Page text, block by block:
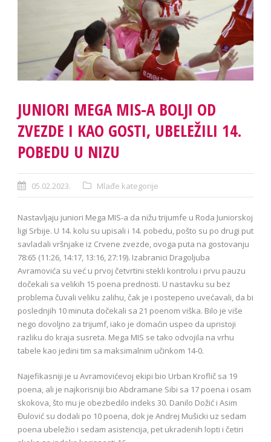
JUNIORI MEGA MIS-A BOLJI OD
ZVEZDE I KAO GOSTI, UBELEŽILI 14.
POBEDU U NIZU
05.02.2023. Mlađe kategorije
Nastavljaju juniori Mega MIS-a da nižu trijumfe u Roda Juniorskoj
ligi Srbije. U 14. kolu su upisali i 14. pobedu, pošto su po drugi put
savladali vršnjake iz Crvene zvezde, ovoga puta na gostovanju
78:65 (11:26, 14:17, 13:16, 27:19). Izabranici Dragoljuba
Avramovića su već u prvoj četvrtini stekli kontrolu i prvu pauzu
dočekali sa velikih 15 poena prednosti. U nastavku su bez
problema čuvali veliku zalihu, čak je i postepeno uvećavali, da bi
poslednjih 10 minuta dočekali sa 21 poenom viška. Bilo je više
nego dovoljno za trijumf, iako je domaćin uspeo da upristoji
razliku do kraja susreta. Mega MIS se tako odvojila na vrhu
tabele kao jedini tim sa maksimalnim učinkom 14-0.
Najefikasniji je u Avramovićevoj ekipi bio Urban Kroflič sa 19
poena, ali je najkorisniji bio Abdramane Sibi sa 17 poena i osam
skokova, što mu je obezbedilo indeks 30. Danilo Dožić i Asim
Đulović su dodali po 10 poena, dok je Andrej Mušicki uz sedam
poena ubeležio i sedam asistencija, pet ukradenih lopti i četiri